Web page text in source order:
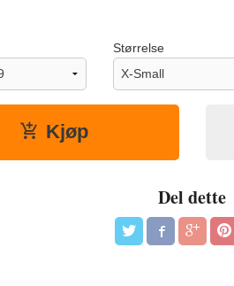
Størrelse
Kjøp
Del dette